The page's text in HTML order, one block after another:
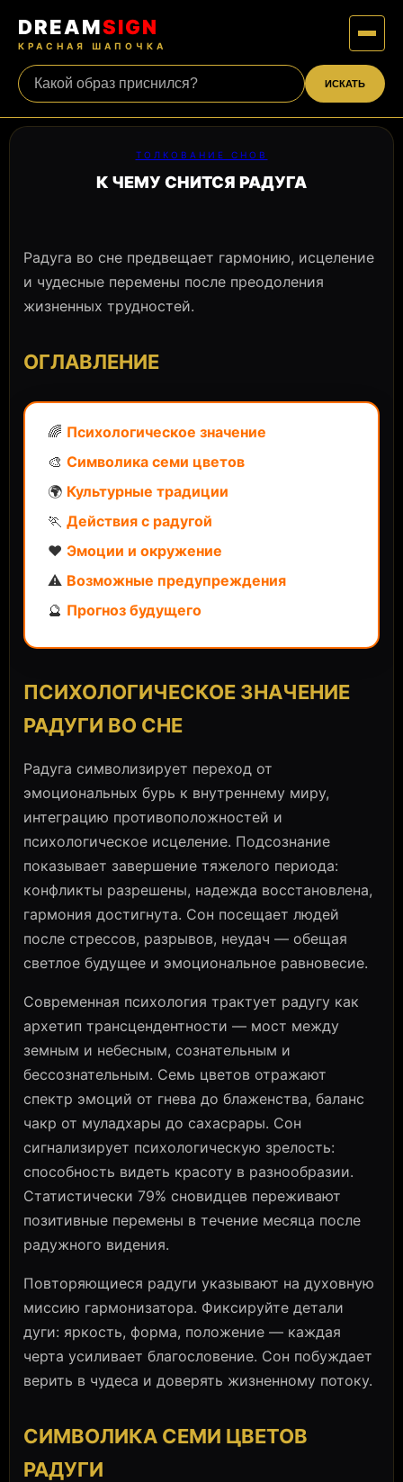
DREAMSIGN
КРАСНАЯ ШАПОЧКА
ИСКАТЬ
ТОЛКОВАНИЕ СНОВ
К ЧЕМУ СНИТСЯ РАДУГА
Радуга во сне предвещает гармонию, исцеление
и чудесные перемены после преодоления
жизненных трудностей.
ОГЛАВЛЕНИЕ
🌈 Психологическое значение
🎨 Символика семи цветов
🌍 Культурные традиции
🏃 Действия с радугой
❤️ Эмоции и окружение
⚠️ Возможные предупреждения
🔮 Прогноз будущего
ПСИХОЛОГИЧЕСКОЕ ЗНАЧЕНИЕ
РАДУГИ ВО СНЕ
Радуга символизирует переход от
эмоциональных бурь к внутреннему миру,
интеграцию противоположностей и
психологическое исцеление. Подсознание
показывает завершение тяжелого периода:
конфликты разрешены, надежда восстановлена,
гармония достигнута. Сон посещает людей
после стрессов, разрывов, неудач — обещая
светлое будущее и эмоциональное равновесие.
Современная психология трактует радугу как
архетип трансцендентности — мост между
земным и небесным, сознательным и
бессознательным. Семь цветов отражают
спектр эмоций от гнева до блаженства, баланс
чакр от муладхары до сахасрары. Сон
сигнализирует психологическую зрелость:
способность видеть красоту в разнообразии.
Статистически 79% сновидцев переживают
позитивные перемены в течение месяца после
радужного видения.
Повторяющиеся радуги указывают на духовную
миссию гармонизатора. Фиксируйте детали
дуги: яркость, форма, положение — каждая
черта усиливает благословение. Сон побуждает
верить в чудеса и доверять жизненному потоку.
СИМВОЛИКА СЕМИ ЦВЕТОВ
РАДУГИ